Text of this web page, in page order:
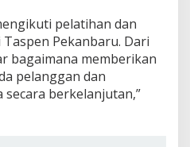
pelatihan dan
Pekanbaru. Dari
bagaimana memberikan
pelanggan dan
berkelanjutan,”